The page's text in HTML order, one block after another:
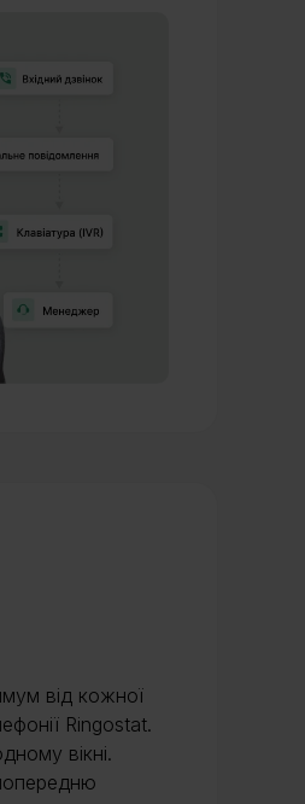
від кожної
Ringostat.
вікні.